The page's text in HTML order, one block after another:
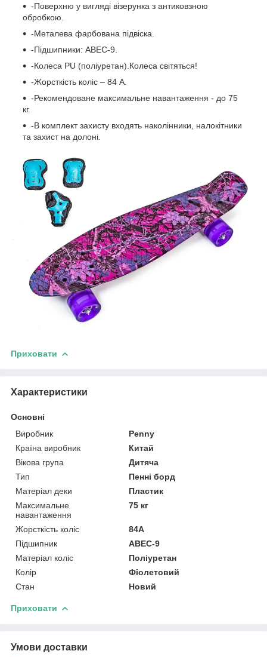
-Поверхню у вигляді візерунка з антиковзною
обробкою.
-Металева фарбована підвіска.
-Підшипники: ABEC-9.
-Колеса PU (поліуретан).Колеса світяться!
-Жорсткість коліс – 84 А.
-Рекомендоване максимальне навантаження - до 75
кг.
-В комплект захисту входять наколінники, налокітники
та захист на долоні.
Приховати
Характеристики
Основні
Виробник
Penny
Країна виробник
Китай
Вікова група
Дитяча
Тип
Пенні борд
Матеріал деки
Пластик
Максимальне
навантаження
75 кг
Жорсткість коліс
84А
Підшипник
ABEC-9
Матеріал коліс
Поліуретан
Колір
Фіолетовий
Стан
Новий
Приховати
Умови доставки